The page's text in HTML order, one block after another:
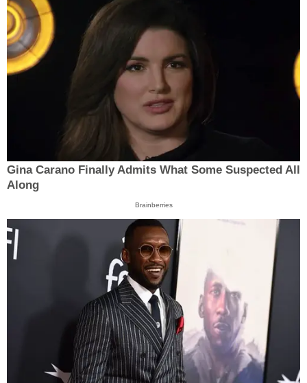
Gina Carano Finally Admits What Some Suspected All
Along
Brainberries